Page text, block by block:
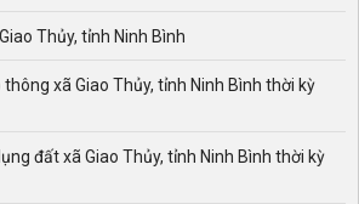
Thủy, tỉnh Ninh Bình
xã Giao Thủy, tỉnh Ninh Bình thời kỳ
đất xã Giao Thủy, tỉnh Ninh Bình thời kỳ